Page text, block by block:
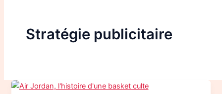
Stratégie publicitaire